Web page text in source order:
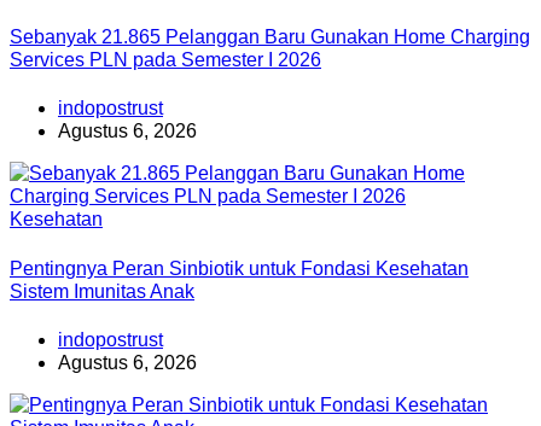
Sebanyak 21.865 Pelanggan Baru Gunakan Home Charging
Services PLN pada Semester I 2026
indopostrust
Agustus 6, 2026
Kesehatan
Pentingnya Peran Sinbiotik untuk Fondasi Kesehatan
Sistem Imunitas Anak
indopostrust
Agustus 6, 2026